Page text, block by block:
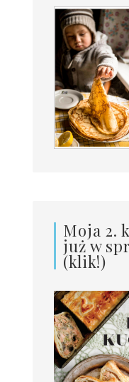
Moja 2.
już w
(klik!)